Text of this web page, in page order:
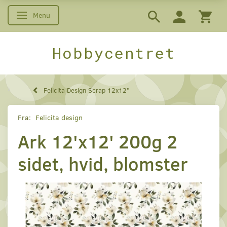
Skifte navigation
Menu
Hobbycentret
Felicita Design Scrap 12x12"
Fra: Felicita design
Ark 12'x12' 200g 2
sidet, hvid, blomster